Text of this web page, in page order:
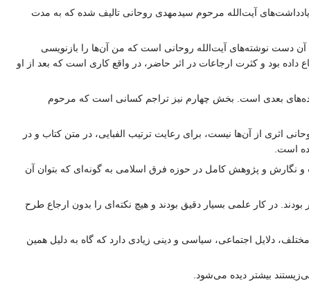
آیت‌الله مرحوم سیدمهدی روحانی تالیف شده که به مدت
دست نوشته‌های آیت‌الله روحانی است که من آن‌ها را بازنویسی
بود و کثرت ارجاعات در اثر حاضر، در واقع کاری است که بعد از او
بعدی است. بخش چهارم نیز تراجم کسانی است که مرحوم
اثری از آن‌ها نیست، برای رعایت ترتیب الفبایی، در متن کتاب و در
است.
نگارش و پژوهش کامل در حوزه فرق اسلامی به گونه‌ای که بتوان آن‌
در کار علمی بسیار دقیق بودند و هیچ نکته‌ای را بدون ارجاع طرح
دلایل اجتماعی، سیاسی و دینی زیادی دارد که گاه به دلیل همین
بیشتر دیده می‌شود.